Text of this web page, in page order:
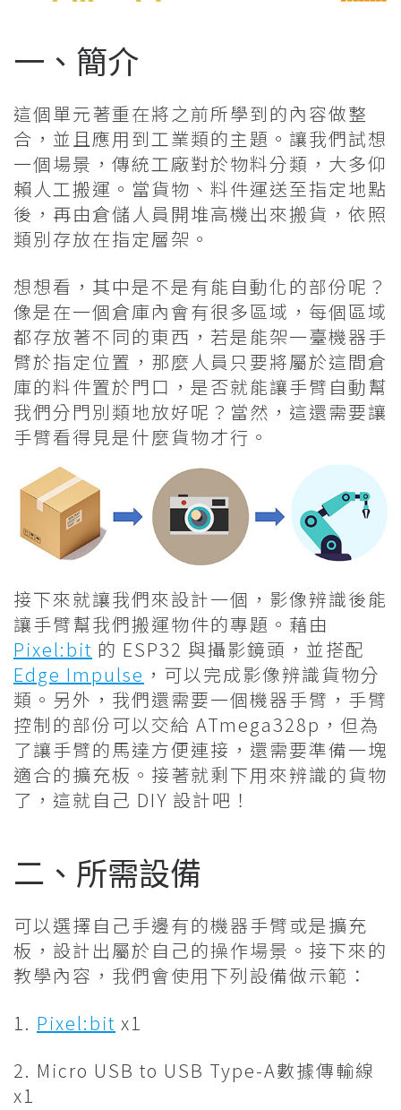
一、簡介
這個單元著重在將之前所學到的內容做整
合，並且應用到工業類的主題。讓我們試想
一個場景，傳統工廠對於物料分類，大多仰
賴人工搬運。當貨物、料件運送至指定地點
後，再由倉儲人員開堆高機出來搬貨，依照
類別存放在指定層架。
想想看，其中是不是有能自動化的部份呢？
像是在一個倉庫內會有很多區域，每個區域
都存放著不同的東西，若是能架一臺機器手
臂於指定位置，那麼人員只要將屬於這間倉
庫的料件置於門口，是否就能讓手臂自動幫
我們分門別類地放好呢？當然，這還需要讓
手臂看得見是什麼貨物才行。
接下來就讓我們來設計一個，影像辨識後能
讓手臂幫我們搬運物件的專題。藉由
Pixel:bit 的 ESP32 與攝影鏡頭，並搭配
Edge Impulse ，可以完成影像辨識貨物分
類。另外，我們還需要一個機器手臂，手臂
控制的部份可以交給 ATmega328p，但為
了讓手臂的馬達方便連接，還需要準備一塊
適合的擴充板。接著就剩下用來辨識的貨物
了，這就自己 DIY 設計吧！
二、所需設備
可以選擇自己手邊有的機器手臂或是擴充
板，設計出屬於自己的操作場景。接下來的
教學內容，我們會使用下列設備做示範：
1. Pixel:bit x1
2. Micro USB to USB Type-A數據傳輸線
x1